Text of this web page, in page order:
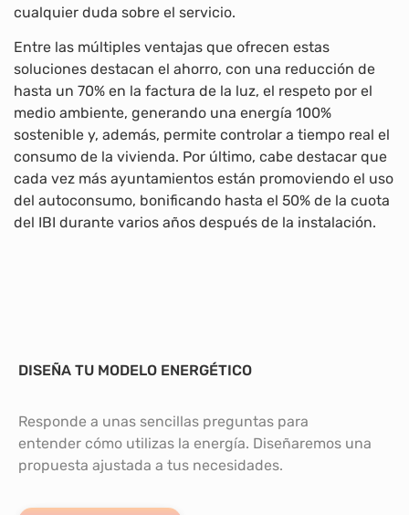
cualquier duda sobre el servicio.
Entre las múltiples ventajas que ofrecen estas
soluciones destacan el ahorro, con una reducción de
hasta un 70% en la factura de la luz, el respeto por el
medio ambiente, generando una energía 100%
sostenible y, además, permite controlar a tiempo real el
consumo de la vivienda. Por último, cabe destacar que
cada vez más ayuntamientos están promoviendo el uso
del autoconsumo, bonificando hasta el 50% de la cuota
del IBI durante varios años después de la instalación.
DISEÑA TU MODELO ENERGÉTICO
Responde a unas sencillas preguntas para
entender cómo utilizas la energía. Diseñaremos una
propuesta ajustada a tus necesidades.